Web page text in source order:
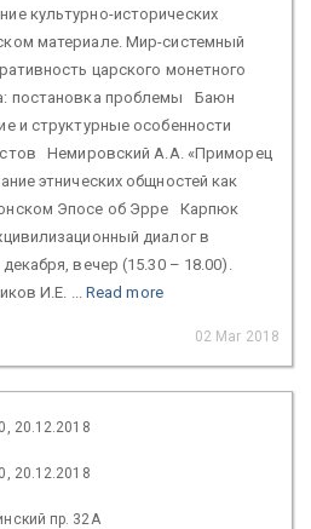
культурно-исторических
материале. Мир-системный
царского монетного
постанов­ка проблемы Баюн
и структурные особенности
Немировский А.А. «Приморец
этнических общностей как
Эпосе об Эрре Карпюк
диалог в
вечер (15.30 – 18.00).
И.Е. ... Read more
02 Mar 2018
20.12.2018
20.12.2018
пр. 32А